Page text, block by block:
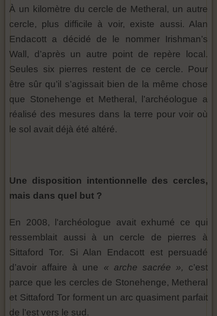
À un kilomètre du cercle de Metheral, un autre
cercle, plus difficile à voir, existe aussi. Alan
Endacott a décidé de le nommer Irishman’s
Wall, d’après un autre point de repère local.
Seules six pierres restent de ce cercle. Pour
être sûr qu’il s’agissait bien de la même chose
que Stonehenge et Metheral, l’archéologue a
réalisé des mesures dans la terre pour voir où
le sol avait déjà été altéré.
Une disposition intentionnelle des cercles,
mais dans quel but ?
En 2008, l'archéologue avait exhumé ce qui
ressemblait aussi à un cercle de pierres à
Sittaford Tor. Si Alan Endacott est persuadé
d’avoir affaire à une « arche sacrée », c’est
parce que les cercles de Stonehenge, Metheral
et Sittaford Tor forment un arc quasiment parfait
de l’est vers le sud.